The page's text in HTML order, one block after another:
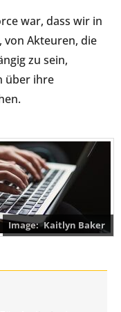
war, dass wir in
Akteuren, die
zu sein,
über ihre
Kaitlyn Baker